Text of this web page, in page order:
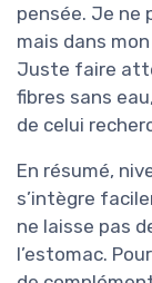
pensée. Je ne
mais dans
Juste faire
fibres sans
de celui
En résumé,
s’intègre
ne laisse pas
l’estomac.